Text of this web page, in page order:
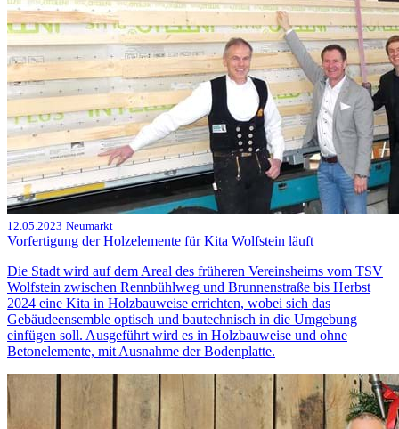
12.05.2023 Neumarkt
Vorfertigung der Holzelemente für Kita Wolfstein läuft
Die Stadt wird auf dem Areal des früheren Vereinsheims vom TSV
Wolfstein zwischen Rennbühlweg und Brunnenstraße bis Herbst
2024 eine Kita in Holzbauweise errichten, wobei sich das
Gebäudeensemble optisch und bautechnisch in die Umgebung
einfügen soll. Ausgeführt wird es in Holzbauweise und ohne
Betonelemente, mit Ausnahme der Bodenplatte.